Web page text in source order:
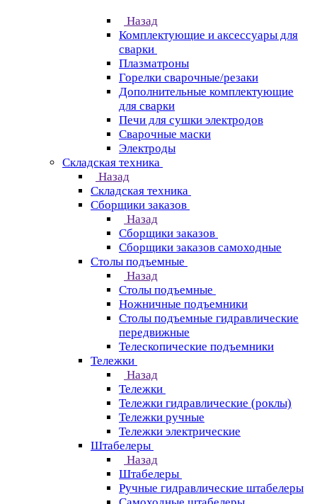
Назад
Комплектующие и аксессуары для
сварки
Плазматроны
Горелки сварочные/резаки
Дополнительные комплектующие
для сварки
Печи для сушки электродов
Сварочные маски
Электроды
Складская техника
Назад
Складская техника
Сборщики заказов
Назад
Сборщики заказов
Сборщики заказов самоходные
Столы подъемные
Назад
Столы подъемные
Ножничные подъемники
Столы подъемные гидравлические
передвижные
Телескопические подъемники
Тележки
Назад
Тележки
Тележки гидравлические (роклы)
Тележки ручные
Тележки электрические
Штабелеры
Назад
Штабелеры
Ручные гидравлические штабелеры